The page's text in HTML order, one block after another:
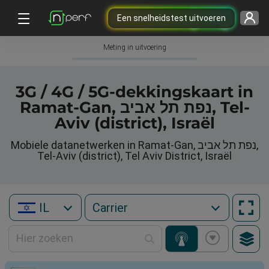
Een snelheidstest uitvoeren
Meting in uitvoering
3G / 4G / 5G-dekkingskaart in
Ramat-Gan, נפת תל אביב, Tel-
Aviv (district), Israël
Mobiele datanetwerken in Ramat-Gan, נפת תל אביב,
Tel-Aviv (district), Tel Aviv District, Israël
IL